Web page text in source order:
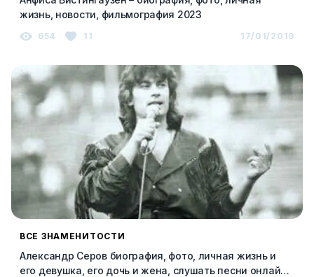
жизнь, новости, фильмография 2023
654 11 17/01/2019
ВСЕ ЗНАМЕНИТОСТИ
Александр Серов биография, фото, личная жизнь и
его девушка, его дочь и жена, слушать песни онлайн